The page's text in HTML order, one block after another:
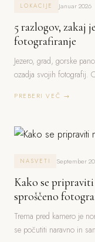
LOKACIJE Januar 2026
5 razlogov, zakaj
fotografiranje
Jezero, grad, gorske
ozadja svojih fotografij.
PREBERI VEČ →
NASVETI September
Kako se
sproščeno
Trema pred kamero je
se počutiti naravno in